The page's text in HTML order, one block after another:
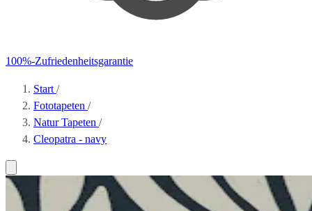
100%-Zufriedenheitsgarantie
Start /
Fototapeten /
Natur Tapeten /
Cleopatra - navy